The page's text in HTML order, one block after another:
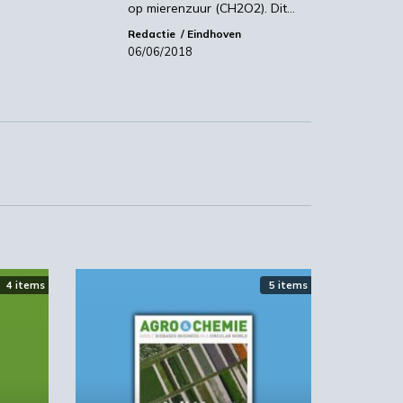
op mierenzuur (CH2O2). Dit…
Redactie Eindhoven
06/06/2018
4 items 5 items